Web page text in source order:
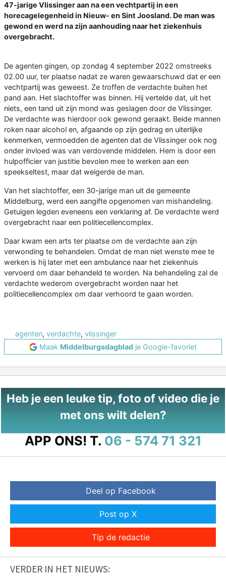
47-jarige Vlissinger aan na een vechtpartij in een
horecagelegenheid in Nieuw- en Sint Joosland. De man was
gewond en werd na zijn aanhouding naar het ziekenhuis
overgebracht.
De agenten gingen, op zondag 4 september 2022 omstreeks
02.00 uur, ter plaatse nadat ze waren gewaarschuwd dat er een
vechtpartij was geweest. Ze troffen de verdachte buiten het
pand aan. Het slachtoffer was binnen. Hij vertelde dat, uit het
niets, een tand uit zijn mond was geslagen door de Vlissinger.
De verdachte was hierdoor ook gewond geraakt. Beide mannen
roken naar alcohol en, afgaande op zijn gedrag en uiterlijke
kenmerken, vermoedden de agenten dat de Vlissinger ook nog
onder invloed was van verdovende middelen. Hem is door een
hulpofficier van justitie bevolen mee te werken aan een
speekseltest, maar dat weigerde de man.
Van het slachtoffer, een 30-jarige man uit de gemeente
Middelburg, werd een aangifte opgenomen van mishandeling.
Getuigen legden eveneens een verklaring af. De verdachte werd
overgebracht naar een politiecellencomplex.
Daar kwam een arts ter plaatse om de verdachte aan zijn
verwonding te behandelen. Omdat de man niet wenste mee te
werken is hij later met een ambulance naar het ziekenhuis
vervoerd om daar behandeld te worden. Na behandeling zal de
verdachte wederom overgebracht worden naar het
politiecellencomplex om daar verhoord te gaan worden.
agenten, verdachte, vlissinger
Maak Middelburgsdagblad je Google-favoriet
Heb je een leuke tip, foto of video die je
met ons wilt delen?
APP ONS! T. 06 - 574 71 321
Deel op Facebook
Post op X
Tip de redactie
VERDER IN HET NIEUWS: